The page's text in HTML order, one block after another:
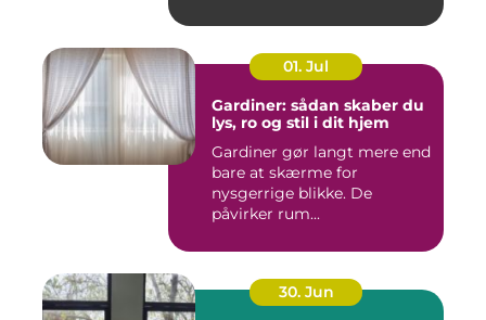
01. Jul
Gardiner: sådan skaber du
lys, ro og stil i dit hjem
Gardiner gør langt mere end
bare at skærme for
nysgerrige blikke. De
påvirker rum...
30. Jun